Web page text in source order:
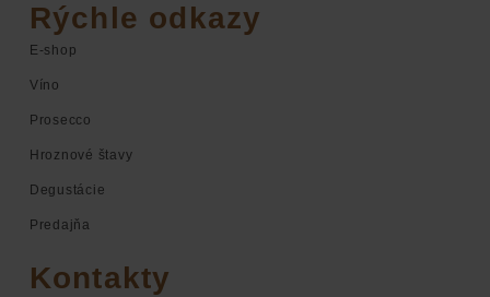
Rýchle odkazy
E-shop
Víno
Prosecco
Hroznové štavy
Degustácie
Predajňa
Kontakty